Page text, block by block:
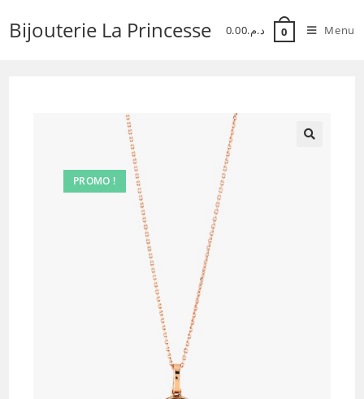
Bijouterie La Princesse د.م.0.00 0 Menu
PROMO !